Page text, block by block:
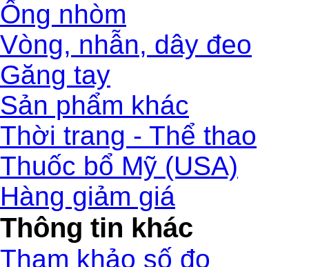
Ống nhòm
Vòng, nhẫn, dây đeo
Găng tay
Sản phẩm khác
Thời trang - Thể thao
Thuốc bổ Mỹ (USA)
Hàng giảm giá
Thông tin khác
Tham khảo số đo